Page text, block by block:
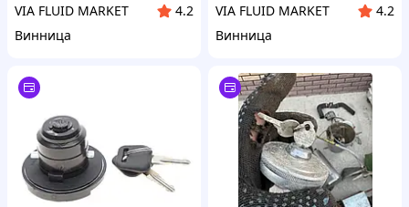
VIA FLUID MARKET
4.2
Винница
VIA FLUID MARKET
4.2
Винница